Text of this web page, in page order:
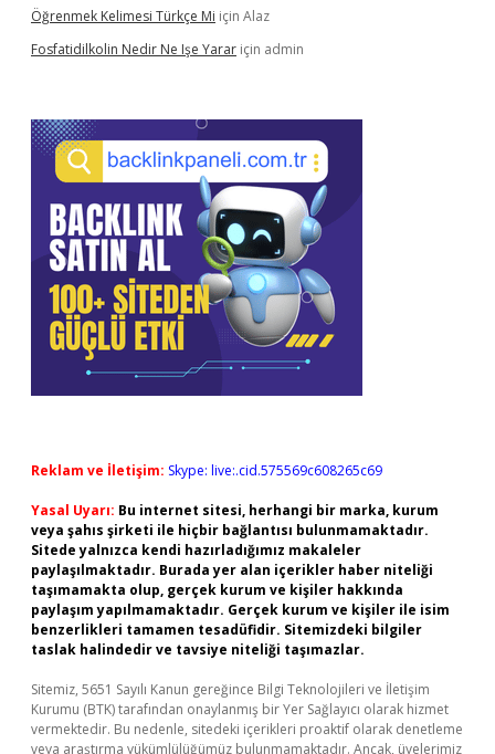
Öğrenmek Kelimesi Türkçe Mi için Alaz
Fosfatidilkolin Nedir Ne Işe Yarar için admin
Reklam ve İletişim: Skype: live:.cid.575569c608265c69
Yasal Uyarı: Bu internet sitesi, herhangi bir marka, kurum
veya şahıs şirketi ile hiçbir bağlantısı bulunmamaktadır.
Sitede yalnızca kendi hazırladığımız makaleler
paylaşılmaktadır. Burada yer alan içerikler haber niteliği
taşımamakta olup, gerçek kurum ve kişiler hakkında
paylaşım yapılmamaktadır. Gerçek kurum ve kişiler ile isim
benzerlikleri tamamen tesadüfidir. Sitemizdeki bilgiler
taslak halindedir ve tavsiye niteliği taşımazlar.
Sitemiz, 5651 Sayılı Kanun gereğince Bilgi Teknolojileri ve İletişim
Kurumu (BTK) tarafından onaylanmış bir Yer Sağlayıcı olarak hizmet
vermektedir. Bu nedenle, sitedeki içerikleri proaktif olarak denetleme
veya araştırma yükümlülüğümüz bulunmamaktadır. Ancak, üyelerimiz